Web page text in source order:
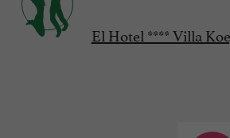
El Hotel **** Villa